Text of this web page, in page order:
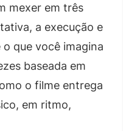
mexer em três
a execução e
que você imagina
baseada em
o filme entrega
em ritmo,